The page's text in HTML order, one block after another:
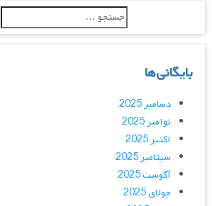
بایگانی‌ها
دسامبر 2025
نوامبر 2025
اکتبر 2025
سپتامبر 2025
آگوست 2025
جولای 2025